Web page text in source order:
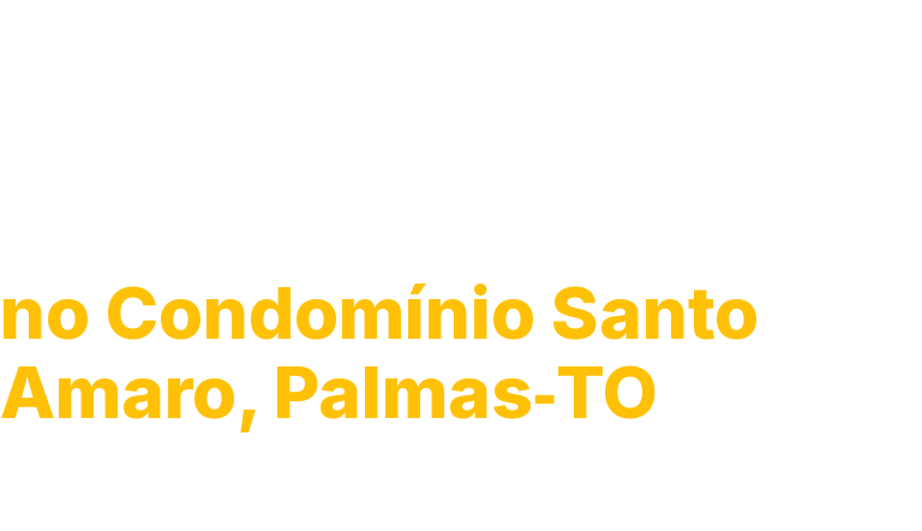
no Condomínio Santo
Amaro, Palmas‑TO